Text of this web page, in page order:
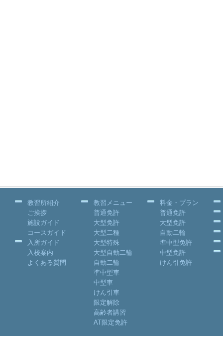
教習所紹介
ご挨拶
施設ガイド
コースガイド
入所ガイド
入校案内
よくある質問
教習メニュー
普通免許
大型免許
大型二種
大型特殊
大型自動二輪
自動二輪
準中型車
中型車
けん引車
限定解除
高齢者講習
AT限定免許
料金・プラン
普通免許
大型免許
自動二輪
準中型免許
中型免許
けん引免許